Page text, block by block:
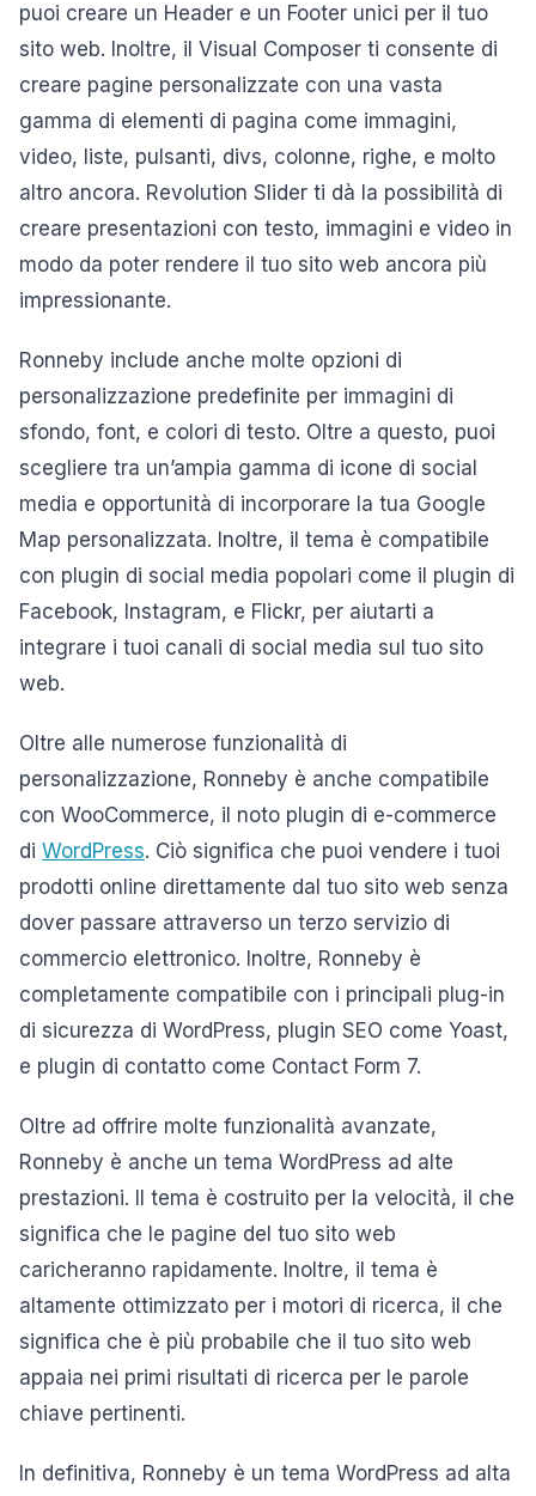
puoi creare un Header e un Footer unici per il tuo
sito web. Inoltre, il Visual Composer ti consente di
creare pagine personalizzate con una vasta
gamma di elementi di pagina come immagini,
video, liste, pulsanti, divs, colonne, righe, e molto
altro ancora. Revolution Slider ti dà la possibilità di
creare presentazioni con testo, immagini e video in
modo da poter rendere il tuo sito web ancora più
impressionante.
Ronneby include anche molte opzioni di
personalizzazione predefinite per immagini di
sfondo, font, e colori di testo. Oltre a questo, puoi
scegliere tra un’ampia gamma di icone di social
media e opportunità di incorporare la tua Google
Map personalizzata. Inoltre, il tema è compatibile
con plugin di social media popolari come il plugin di
Facebook, Instagram, e Flickr, per aiutarti a
integrare i tuoi canali di social media sul tuo sito
web.
Oltre alle numerose funzionalità di
personalizzazione, Ronneby è anche compatibile
con WooCommerce, il noto plugin di e-commerce
di WordPress. Ciò significa che puoi vendere i tuoi
prodotti online direttamente dal tuo sito web senza
dover passare attraverso un terzo servizio di
commercio elettronico. Inoltre, Ronneby è
completamente compatibile con i principali plug-in
di sicurezza di WordPress, plugin SEO come Yoast,
e plugin di contatto come Contact Form 7.
Oltre ad offrire molte funzionalità avanzate,
Ronneby è anche un tema WordPress ad alte
prestazioni. Il tema è costruito per la velocità, il che
significa che le pagine del tuo sito web
caricheranno rapidamente. Inoltre, il tema è
altamente ottimizzato per i motori di ricerca, il che
significa che è più probabile che il tuo sito web
appaia nei primi risultati di ricerca per le parole
chiave pertinenti.
In definitiva, Ronneby è un tema WordPress ad alta